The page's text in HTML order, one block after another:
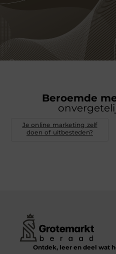
Beroemde
Je online marketing zelf
doen of uitbesteden?
Ontdek, leer en deel wat